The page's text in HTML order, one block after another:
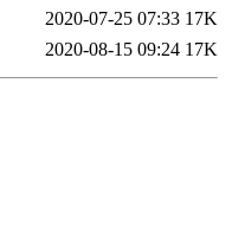
2020-07-25 07:33 17K
2020-08-15 09:24 17K